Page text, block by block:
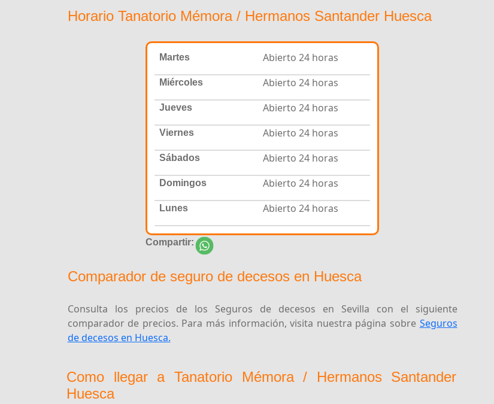
Horario Tanatorio Mémora / Hermanos Santander Huesca
Martes Abierto 24 horas
Miércoles Abierto 24 horas
Jueves Abierto 24 horas
Viernes Abierto 24 horas
Sábados Abierto 24 horas
Domingos Abierto 24 horas
Lunes Abierto 24 horas
Compartir:
Comparador de seguro de decesos en Huesca
Consulta los precios de los Seguros de decesos en Sevilla con el siguiente
comparador de precios. Para más información, visita nuestra página sobre Seguros
de decesos en Huesca.
Como llegar a Tanatorio Mémora / Hermanos Santander
Huesca